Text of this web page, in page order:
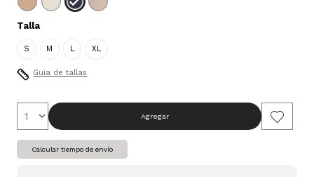
Talla
S M L XL
Guia de tallas
Agregar
Calcular tiempo de envío